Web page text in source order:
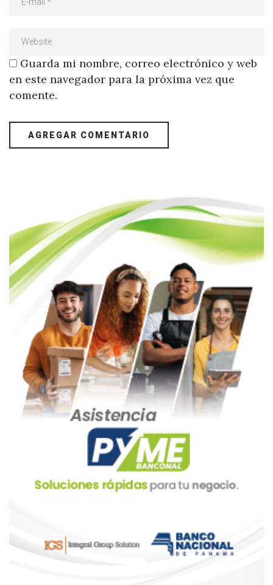
Guarda mi nombre, correo electrónico y web
en este navegador para la próxima vez que
comente.